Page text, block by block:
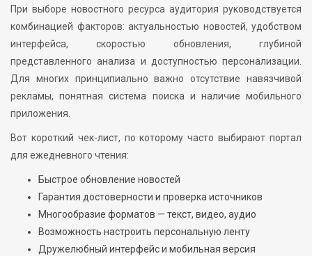
При выборе новостного ресурса аудитория руководствуется
комбинацией факторов: актуальностью новостей, удобством
интерфейса, скоростью обновления, глубиной
представленного анализа и доступностью персонализации.
Для многих принципиально важно отсутствие навязчивой
рекламы, понятная система поиска и наличие мобильного
приложения.
Вот короткий чек-лист, по которому часто выбирают портал
для ежедневного чтения:
Быстрое обновление новостей
Гарантия достоверности и проверка источников
Многообразие форматов — текст, видео, аудио
Возможность настроить персональную ленту
Дружелюбный интерфейс и мобильная версия